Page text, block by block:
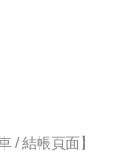
/ 結帳頁面】